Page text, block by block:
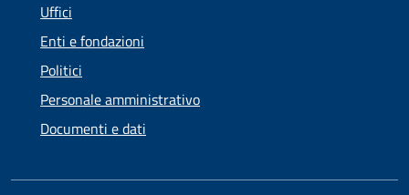
Uffici
Enti e fondazioni
Politici
Personale amministrativo
Documenti e dati